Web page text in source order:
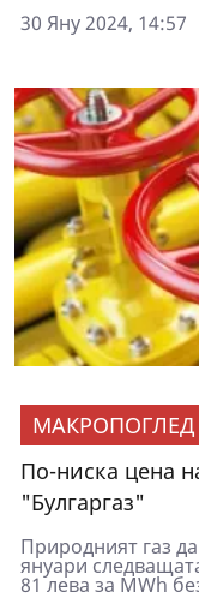
30 Яну 2024, 14:57
МАКРОПОГЛЕД
По-ниска цена
"Булгаргаз"
Природният газ
януари
81 лева за MWh